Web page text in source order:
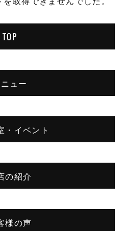
TOP
ュー
・イベント
の紹介
様の声